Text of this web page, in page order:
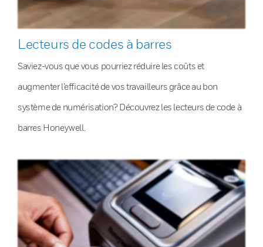
Lecteurs de codes à barres
Saviez-vous que vous pourriez réduire les coûts et
augmenter l’efficacité de vos travailleurs grâce au bon
système de numérisation? Découvrez les lecteurs de code à
barres Honeywell.